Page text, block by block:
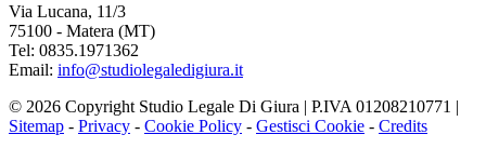
Via Lucana, 11/3
75100 - Matera (MT)
Tel: 0835.1971362
Email: info@studiolegaledigiura.it
© 2026 Copyright Studio Legale Di Giura | P.IVA 01208210771 |
Sitemap - Privacy - Cookie Policy - Gestisci Cookie - Credits